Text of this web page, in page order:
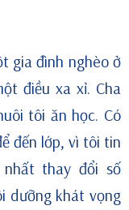
gia đình nghèo ở
điều xa xỉ. Cha
tôi ăn học. Có
đến lớp, vì tôi tin
thay đổi số
dưỡng khát vọng